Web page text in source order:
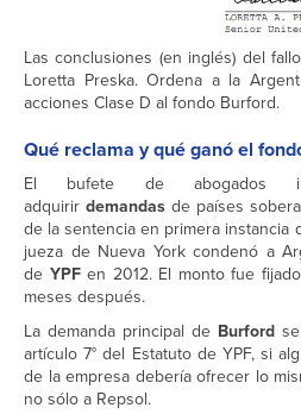
Las conclusiones (en inglés) del
Loretta Preska. Ordena a la
acciones Clase D al fondo Burford.
Qué reclama y qué ganó el
El bufete de abogados
adquirir demandas de países
de la sentencia en primera
jueza de Nueva York condenó a
de YPFen 2012. El monto fue
meses después.
La demanda principal de Burford
artículo 7° del Estatuto de YPF, si
de la empresa debería ofrecer lo
no sólo a Repsol.